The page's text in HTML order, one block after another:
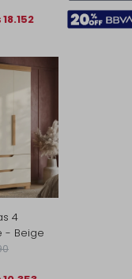
18.152
4
- Beige